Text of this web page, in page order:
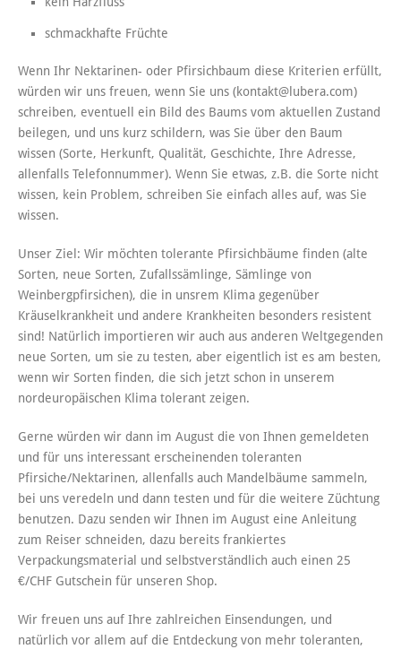
schmackhafte Früchte
Wenn Ihr Nektarinen- oder Pfirsichbaum diese Kriterien erfüllt,
würden wir uns freuen, wenn Sie uns (kontakt@lubera.com)
schreiben, eventuell ein Bild des Baums vom aktuellen Zustand
beilegen, und uns kurz schildern, was Sie über den Baum
wissen (Sorte, Herkunft, Qualität, Geschichte, Ihre Adresse,
allenfalls Telefonnummer). Wenn Sie etwas, z.B. die Sorte nicht
wissen, kein Problem, schreiben Sie einfach alles auf, was Sie
wissen.
Unser Ziel: Wir möchten tolerante Pfirsichbäume finden (alte
Sorten, neue Sorten, Zufallssämlinge, Sämlinge von
Weinbergpfirsichen), die in unsrem Klima gegenüber
Kräuselkrankheit und andere Krankheiten besonders resistent
sind! Natürlich importieren wir auch aus anderen Weltgegenden
neue Sorten, um sie zu testen, aber eigentlich ist es am besten,
wenn wir Sorten finden, die sich jetzt schon in unserem
nordeuropäischen Klima tolerant zeigen.
Gerne würden wir dann im August die von Ihnen gemeldeten
und für uns interessant erscheinenden toleranten
Pfirsiche/Nektarinen, allenfalls auch Mandelbäume sammeln,
bei uns veredeln und dann testen und für die weitere Züchtung
benutzen. Dazu senden wir Ihnen im August eine Anleitung
zum Reiser schneiden, dazu bereits frankiertes
Verpackungsmaterial und selbstverständlich auch einen 25
€/CHF Gutschein für unseren Shop.
Wir freuen uns auf Ihre zahlreichen Einsendungen, und
natürlich vor allem auf die Entdeckung von mehr toleranten,